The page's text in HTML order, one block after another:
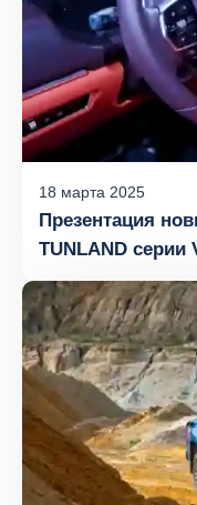
18 марта 2025
Презентация
TUNLAND серии